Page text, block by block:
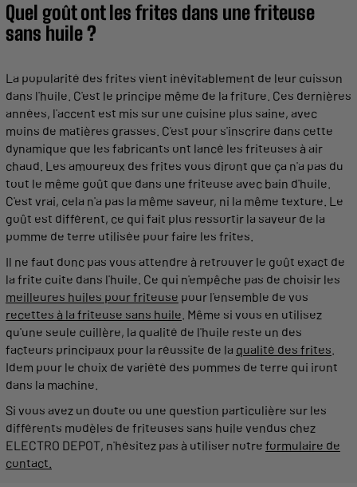
Quel goût ont les frites dans unefriteuse
sans huile?
La popularité des frites vient inévitablement de leur cuisson
dans l'huile. C'est le principe même de la friture. Ces dernières
années, l'accent est mis sur une cuisine plus saine, avec
moins de matières grasses. C'est pour s'inscrire dans cette
dynamique que les fabricants ont lancé les friteuses à air
chaud. Les amoureux des frites vous diront que ça n'a pas du
tout le même goût que dans une friteuse avec bain d'huile.
C'est vrai, cela n'a pas la même saveur, ni la même texture. Le
goût est différent, ce qui fait plus ressortir la saveur de la
pomme de terre utilisée pour faire les frites.
Il ne faut donc pas vous attendre à retrouver le goût exact de
la frite cuite dans l'huile. Ce qui n'empêche pas de choisir les
meilleures huiles pourfriteuse pour l'ensemble de vos
recettes à la friteuse sans huile. Même si vous en utilisez
qu'une seule cuillère, la qualité de l'huile reste un des
facteurs principaux pour la réussite de la qualité des frites.
Idem pour le choix de variété des pommes de terre qui iront
dans la machine.
Si vous avez un doute ou une question particulière sur les
différents modèles de friteuses sans huile vendus chez
ELECTRO DEPOT, n'hésitez pas à utiliser notre formulaire de
contact.